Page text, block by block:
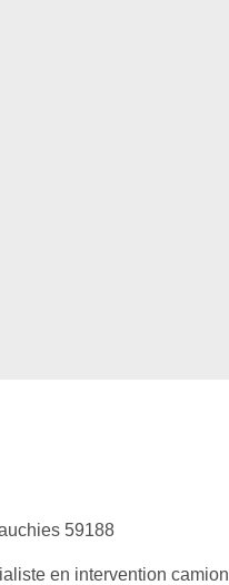
59188
en intervention camion